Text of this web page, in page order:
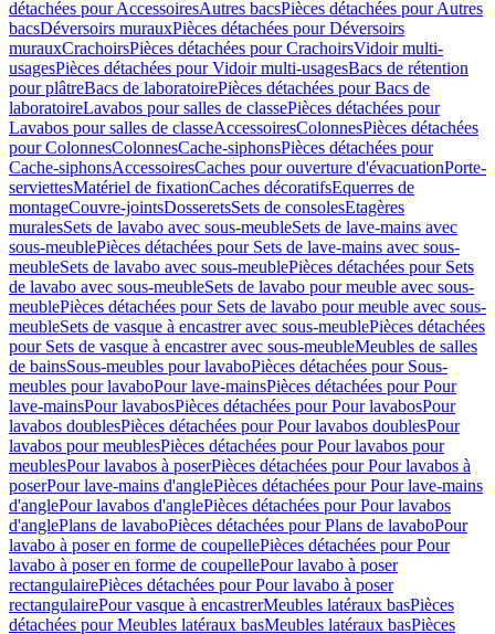
détachées pour AccessoiresAutres bacsPièces détachées pour Autres
bacsDéversoirs murauxPièces détachées pour Déversoirs
murauxCrachoirsPièces détachées pour CrachoirsVidoir multi-
usagesPièces détachées pour Vidoir multi-usagesBacs de rétention
pour plâtreBacs de laboratoirePièces détachées pour Bacs de
laboratoireLavabos pour salles de classePièces détachées pour
Lavabos pour salles de classeAccessoiresColonnesPièces détachées
pour ColonnesColonnesCache-siphonsPièces détachées pour
Cache-siphonsAccessoiresCaches pour ouverture d'évacuationPorte-
serviettesMatériel de fixationCaches décoratifsEquerres de
montageCouvre-jointsDosseretsSets de consolesEtagères
muralesSets de lavabo avec sous-meubleSets de lave-mains avec
sous-meublePièces détachées pour Sets de lave-mains avec sous-
meubleSets de lavabo avec sous-meublePièces détachées pour Sets
de lavabo avec sous-meubleSets de lavabo pour meuble avec sous-
meublePièces détachées pour Sets de lavabo pour meuble avec sous-
meubleSets de vasque à encastrer avec sous-meublePièces détachées
pour Sets de vasque à encastrer avec sous-meubleMeubles de salles
de bainsSous-meubles pour lavaboPièces détachées pour Sous-
meubles pour lavaboPour lave-mainsPièces détachées pour Pour
lave-mainsPour lavabosPièces détachées pour Pour lavabosPour
lavabos doublesPièces détachées pour Pour lavabos doublesPour
lavabos pour meublesPièces détachées pour Pour lavabos pour
meublesPour lavabos à poserPièces détachées pour Pour lavabos à
poserPour lave-mains d'anglePièces détachées pour Pour lave-mains
d'anglePour lavabos d'anglePièces détachées pour Pour lavabos
d'anglePlans de lavaboPièces détachées pour Plans de lavaboPour
lavabo à poser en forme de coupellePièces détachées pour Pour
lavabo à poser en forme de coupellePour lavabo à poser
rectangulairePièces détachées pour Pour lavabo à poser
rectangulairePour vasque à encastrerMeubles latéraux basPièces
détachées pour Meubles latéraux basMeubles latéraux basPièces